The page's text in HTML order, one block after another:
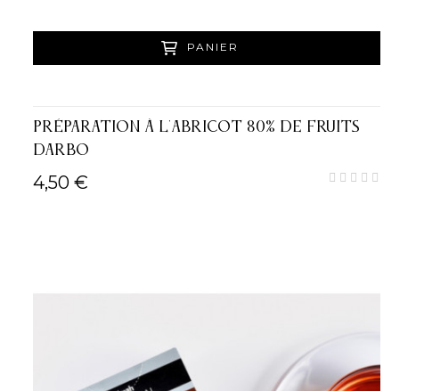
PANIER
PRÉPARATION À L'ABRICOT 80% DE FRUITS
DARBO
4,50 €